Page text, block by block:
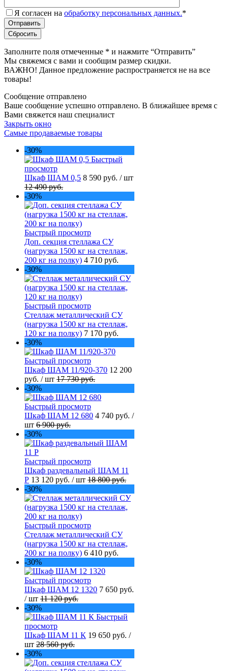
Я согласен на обработку персональных данных.*
Заполните поля отмеченные * и нажмите “Отправить”
Мы свяжемся с вами и сообщим размер скидки.
ВАЖНО! Данное предложение распространяется не на все
товары!
Сообщение отправлено
Ваше сообщение успешно отправлено. В ближайшее время с
Вами свяжется наш специалист
Закрыть окно
Самые продаваемые товары
-30%
Быстрый
просмотр
Шкаф ШАМ 0,5 8 590 руб. / шт
12 490 руб.
-30%
Быстрый просмотр
Доп. секция стеллажа СУ
(нагрузка 1500 кг на стеллаж,
200 кг на полку) 4 710 руб.
-30%
Быстрый просмотр
Стеллаж металлический СУ
(нагрузка 1500 кг на стеллаж,
120 кг на полку) 7 170 руб.
-30%
Быстрый просмотр
Шкаф ШАМ 11/920-370 12 200
руб. / шт 17 730 руб.
-30%
Быстрый просмотр
Шкаф ШАМ 12 680 4 740 руб. /
шт 6 900 руб.
-30%
Быстрый просмотр
Шкаф раздевальный ШАМ 11
Р 13 120 руб. / шт 18 800 руб.
-30%
Быстрый просмотр
Стеллаж металлический СУ
(нагрузка 1500 кг на стеллаж,
200 кг на полку) 6 410 руб.
-30%
Быстрый просмотр
Шкаф ШАМ 12 1320 7 650 руб.
/ шт 11 120 руб.
-30%
Быстрый
просмотр
Шкаф ШАМ 11 К 19 650 руб. /
шт 28 560 руб.
-30%